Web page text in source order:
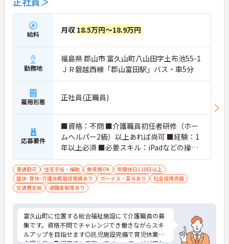
給料 月収 18.5万円～18.9万円
勤務地
福島県 郡山市 富久山町八山田字土布池55-1
ＪＲ磐越西線「郡山富田駅」バス・車5分
雇用形態 正社員(正職員)
応募要件
■資格：不問 ■介護職員初任者研修（ホー
ムヘルパー2級）以上あれば尚可 ■経験：1
年以上必須 ■必要スキル：iPadなどの操作
■普通自動車運転免許必須
車通勤可 住宅手当・補助 無資格OK
年間休日110日以上
産休･育休･介護休暇取得実績あり
ボーナス・賞与あり
社会保険完備
交通費支給
退職金制度あり
富久山町に位置する総合福祉施設にて介護職員の募
集です。資格不問でチャレンジでき働きながらスキ
ルアップを目指せます◎託児施設完備で育児休業・